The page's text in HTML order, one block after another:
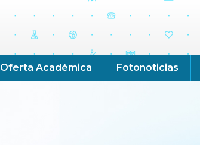
Oferta Académica Fotonoticias